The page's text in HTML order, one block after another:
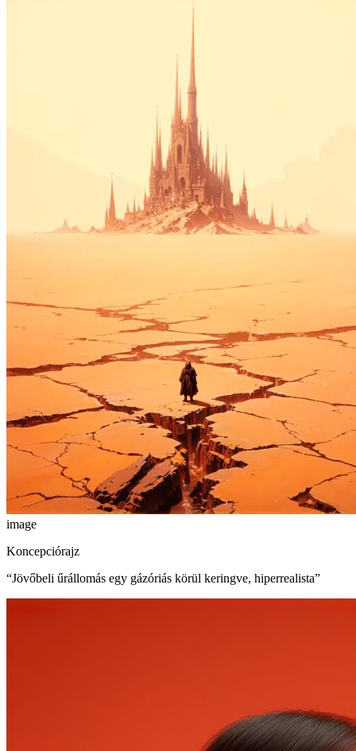
image
Koncepciórajz
“Jövőbeli űrállomás egy gázóriás körül keringve, hiperrealista”